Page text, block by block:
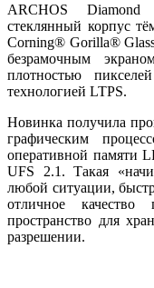
ARCHOS
стеклянный корпус
Corning® Gorilla®
безрамочным
плотностью
технологией LTPS.
Новинка получила
графическим
оперативной памяти
UFS 2.1. Такая
любой ситуации,
отличное
пространство для
разрешении.